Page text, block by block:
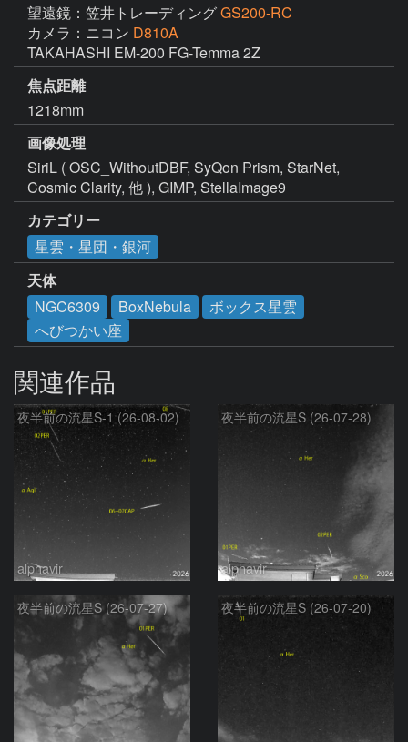
望遠鏡：笠井トレーディングGS200-RC
カメラ：ニコン D810A
TAKAHASHI EM-200 FG-Temma 2Z
焦点距離
1218mm
画像処理
SiriL ( OSC_WithoutDBF, SyQon Prism, StarNet,
Cosmic Clarity, 他 ), GIMP, StellaImage9
カテゴリー
星雲・星団・銀河
天体
NGC6309
BoxNebula
ボックス星雲
へびつかい座
関連作品
夜半前の流星S-1 (26-08-02)
alphavir
夜半前の流星S (26-07-28)
alphavir
夜半前の流星S (26-07-27) 夜半前の流星S (26-07-20)